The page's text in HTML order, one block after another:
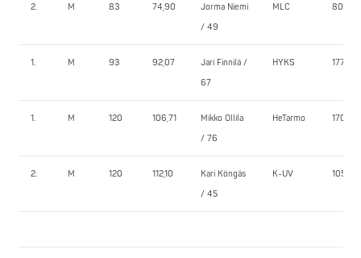
2. M 83 74,90
Jorma Niemi
/ 49
MLC 80,0
1. M 93 92,07
Jari Finnilä /
67
HYKS 177,5
1. M 120 106,71
Mikko Ollila
/ 76
HeTarmo 170,0
2. M 120 112,10
Kari Köngäs
/ 45
K-UV 105,0